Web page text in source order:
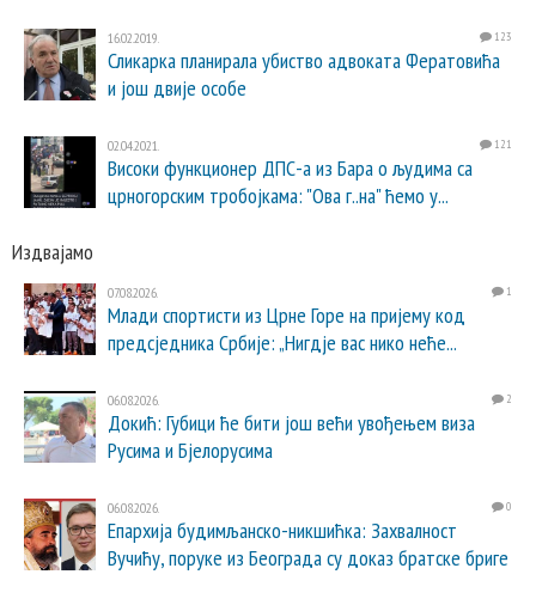
16.02.2019. 123
Сликарка планирала убиство адвоката Фератовића
и још двије особе
02.04.2021. 121
Високи функционер ДПС-а из Бара о људима са
црногорским тробојкама: "Ова г..на" ћемо у...
Издвајамо
07.08.2026. 1
Млади спортисти из Црне Горе на пријему код
предсједника Србије: „Нигдје вас нико неће...
06.08.2026. 2
Докић: Губици ће бити још већи увођењем виза
Русима и Бјелорусима
06.08.2026. 0
Епархија будимљанско-никшићка: Захвалност
Вучићу, поруке из Београда су доказ братске бриге